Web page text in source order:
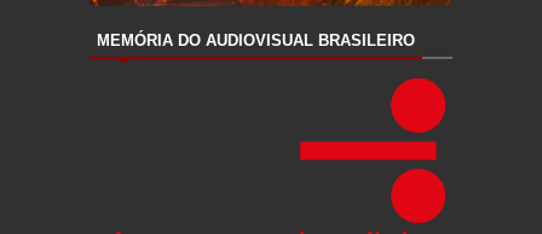
MEMÓRIA DO AUDIOVISUAL BRASILEIRO